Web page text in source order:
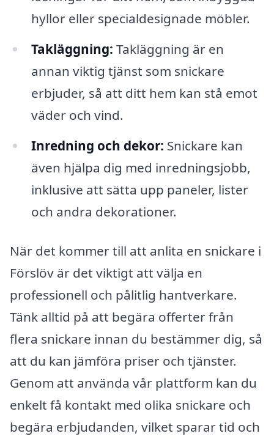
hyllor eller specialdesignade möbler.
Takläggning: Takläggning är en
annan viktig tjänst som snickare
erbjuder, så att ditt hem kan stå emot
väder och vind.
Inredning och dekor: Snickare kan
även hjälpa dig med inredningsjobb,
inklusive att sätta upp paneler, lister
och andra dekorationer.
När det kommer till att anlita en snickare i
Förslöv är det viktigt att välja en
professionell och pålitlig hantverkare.
Tänk alltid på att begära offerter från
flera snickare innan du bestämmer dig, så
att du kan jämföra priser och tjänster.
Genom att använda vår plattform kan du
enkelt få kontakt med olika snickare och
begära erbjudanden, vilket sparar tid och